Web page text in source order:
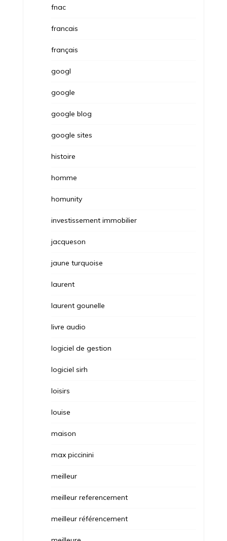
fnac
francais
français
googl
google
google blog
google sites
histoire
homme
homunity
investissement immobilier
jacqueson
jaune turquoise
laurent
laurent gounelle
livre audio
logiciel de gestion
logiciel sirh
loisirs
louise
maison
max piccinini
meilleur
meilleur referencement
meilleur référencement